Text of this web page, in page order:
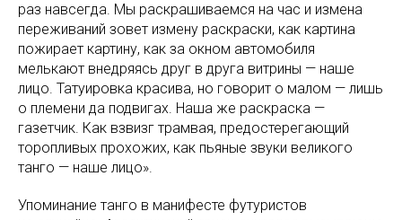
раз навсегда. Мы раскрашиваемся на час и измена
переживаний зовет измену раскраски, как картина
пожирает картину, как за окном автомобиля
мелькают внедряясь друг в друга витрины — наше
лицо. Татуировка красива, но говорит о малом — лишь
о племени да подвигах. Наша же раскраска —
газетчик. Как взвизг трамвая, предостерегающий
торопливых прохожих, как пьяные звуки великого
танго — наше лицо».
Упоминание танго в манифесте футуристов